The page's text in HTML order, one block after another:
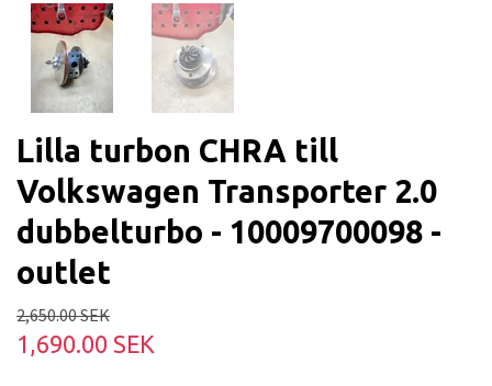
Lilla turbon CHRA till
Volkswagen Transporter 2.0
dubbelturbo - 10009700098 -
outlet
2,650.00 SEK
1,690.00 SEK